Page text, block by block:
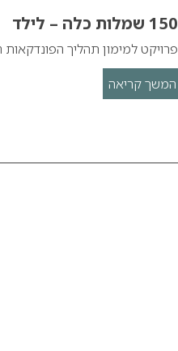
150 שמלות כלה – לילד
פרויקט למימון תהליך
המשך קריאה